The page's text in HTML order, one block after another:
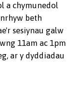
a chymunedol
beth
sesiynau galw
11am ac 1pm
ar y dyddiadau